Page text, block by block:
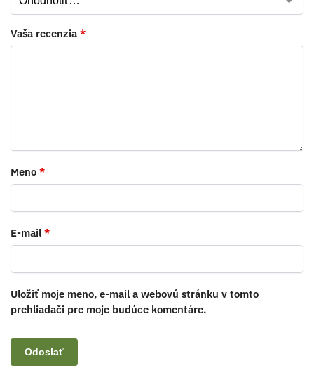
Vaša recenzia *
Meno *
E-mail *
Uložiť moje meno, e-mail a webovú stránku v tomto
prehliadači pre moje budúce komentáre.